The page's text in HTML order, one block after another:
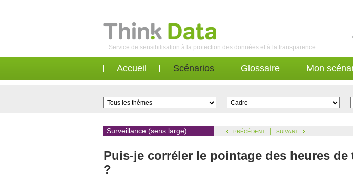
Service de sensibilisation à la protection des données et à la transparence
Accueil Scénarios Glossaire Mon
Surveillance (sens large) PRÉCÉDENT | SUIVANT
Puis-je corréler le pointage des heures
?